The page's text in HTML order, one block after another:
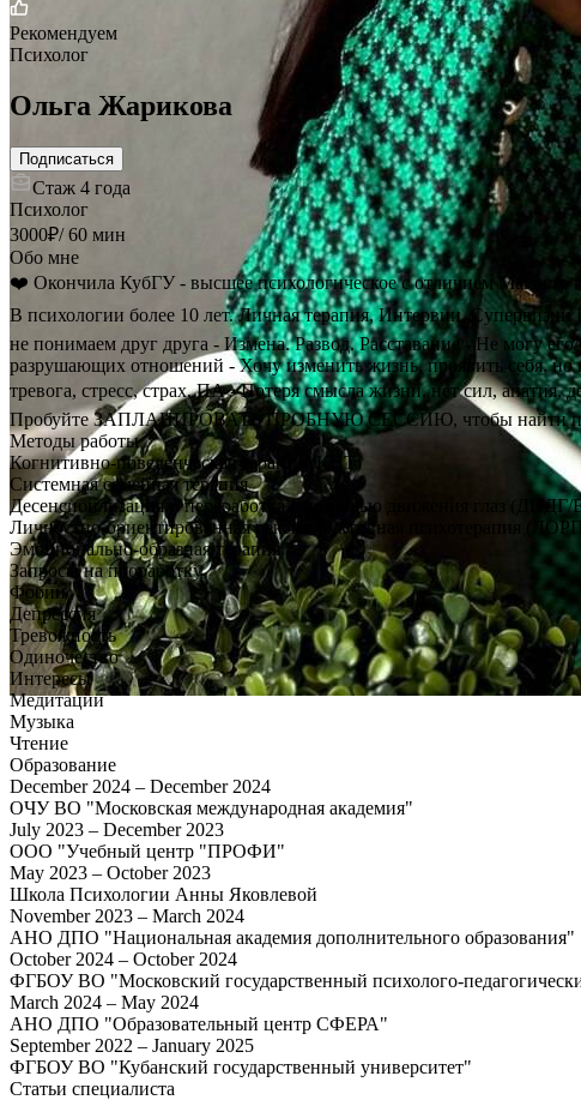
Рекомендуем
Психолог
Ольга Жарикова
Подписаться
Стаж 4 года
Психолог
3000₽/60 мин
Обо мне
❤️ Окончила КубГУ - высшее психологическое с отличием
В психологии более 10 лет. Личная терапия, Интервии,
не понимаем друг друга - Измена. Развод. Расставание - Не могу
разрушающих отношений - Хочу изменить жизнь, проявить себя,
тревога, стресс, страх, ПА - Потеря смысла жизни, нет сил,
Пробуйте ЗАПЛАНИРОВАТЬ ПРОБНУЮ СЕССИЮ, чтобы найти
Методы работы
Когнитивно-поведенческая терапия (КПТ)
Системная семейная терапия
Десенсибилизация и переработка с помощью движения глаз (ДПДГ/
Личностно-ориентированная реконструктивная психотерапия
Эмоционально-образная терапия
Запросы на проработку
Фобии
Депрессия
Тревожность
Одиночество
Интересы
Медитации
Музыка
Чтение
Образование
December 2024 – December 2024
ОЧУ ВО "Московская международная академия"
July 2023 – December 2023
ООО "Учебный центр "ПРОФИ"
May 2023 – October 2023
Школа Психологии Анны Яковлевой
November 2023 – March 2024
АНО ДПО "Национальная академия дополнительного образования"
October 2024 – October 2024
ФГБОУ ВО "Московский государственный психолого-
March 2024 – May 2024
АНО ДПО "Образовательный центр СФЕРА"
September 2022 – January 2025
ФГБОУ ВО "Кубанский государственный университет"
Статьи специалиста